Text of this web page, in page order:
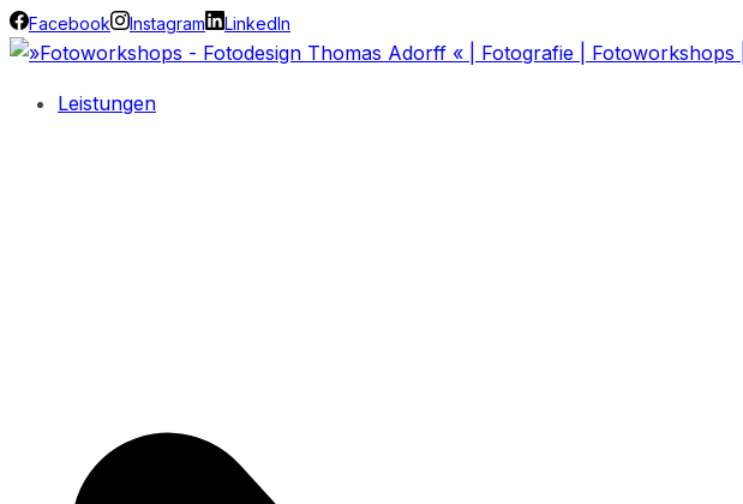
Facebook Instagram LinkedIn
Leistungen